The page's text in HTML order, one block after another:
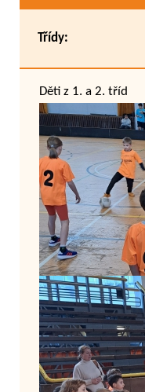
Třídy:
Děti z 1. a 2. tříd